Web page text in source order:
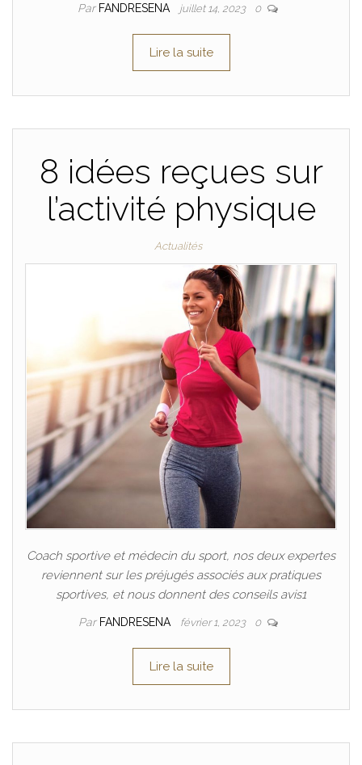
Par FANDRESENA juillet 14, 2023 0
Lire la suite
8 idées reçues sur
l’activité physique
Actualités
Coach sportive et médecin du sport, nos deux expertes
reviennent sur les préjugés associés aux pratiques
sportives, et nous donnent des conseils avis1
Par FANDRESENA février 1, 2023 0
Lire la suite